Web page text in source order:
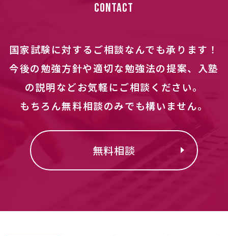
Contact
国家試験に対するご相談なんでも承ります！
今後の勉強方針や適切な勉強法の提案、入塾
の説明などお気軽にご相談ください。
もちろん無料相談のみでも構いません。
無料相談